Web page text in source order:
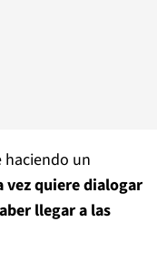
haciendo un
vez quiere dialogar
llegar a las